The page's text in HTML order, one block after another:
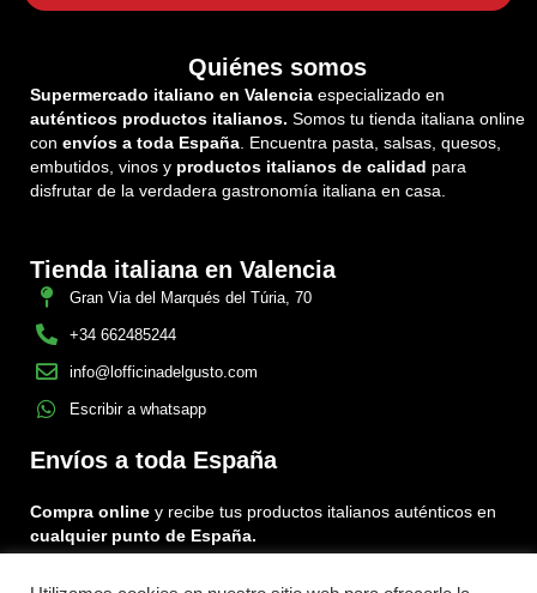
Quiénes somos
Supermercado italiano en Valencia especializado en
auténticos productos italianos. Somos tu tienda italiana online
con envíos a toda España . Encuentra pasta, salsas, quesos,
embutidos, vinos y productos italianos de calidad para
disfrutar de la verdadera gastronomía italiana en casa.
Tienda italiana en Valencia
Gran Via del Marqués del Túria, 70
+34 662485244
info@lofficinadelgusto.com
Escribir a whatsapp
Envíos a toda España
Compra online y recibe tus productos italianos auténticos en
cualquier punto de España.